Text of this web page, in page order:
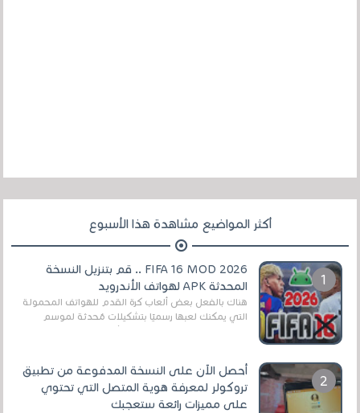
أكثر المواضيع مشاهدة هذا الأسبوع
FIFA 16 MOD 2026 .. قم بتنزيل النسخة
المحدثة APK لهواتف الأندرويد
هناك بالفعل بعض ألعاب كرة القدم للهواتف المحمولة
التي يمكنك لعبها رسميًا بتشكيلات مُحدثة لموسم
أحصل الآن على النسخة المدفوعة من تطبيق
تروكولر لمعرفة هوية المتصل التي تحتوي
على مميزات رائعة ستعجبك